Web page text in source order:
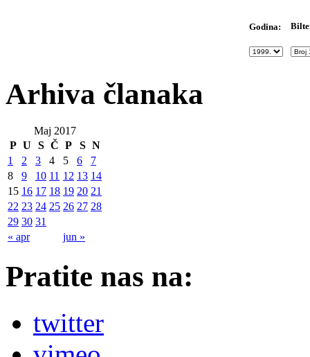
Godina:
Arhiva članaka
Maj 2017
P U S Č P S N
« apr jun »
1 2 3 4 5 6
7
8
9 10 11 12 13 14
15 16 17 18 19 20 21
22 23 24 25 26 27 28
29 30 31
Pratite nas na:
twitter